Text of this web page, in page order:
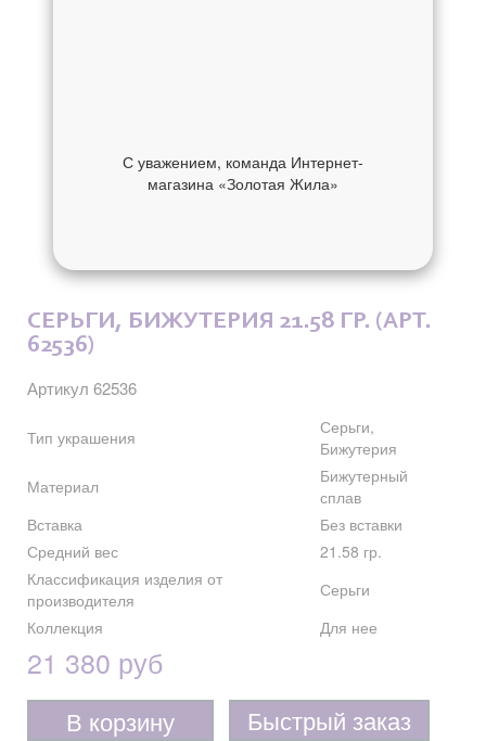
СЕРЬГИ, БИЖУТЕРИЯ 21.58 ГР. (АРТ.
62536)
Артикул 62536
Тип украшения
Серьги,
Бижутерия
Материал
Бижутерный
сплав
Вставка
Без вставки
Средний вес
21.58 гр.
Классификация изделия от
производителя
Серьги
Коллекция
Для нее
21 380 руб
В корзину Быстрый заказ
С уважением, команда Интернет-
магазина «Золотая Жила»